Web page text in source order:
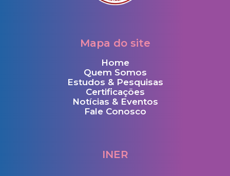
Mapa do site
Home
Quem Somos
Estudos & Pesquisas
Certificações
Notícias & Eventos
Fale Conosco
INER